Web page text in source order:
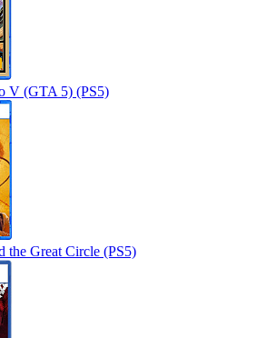
V (GTA 5) (PS5)
the Great Circle (PS5)